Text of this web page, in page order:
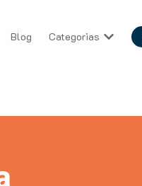
Blog Categorias